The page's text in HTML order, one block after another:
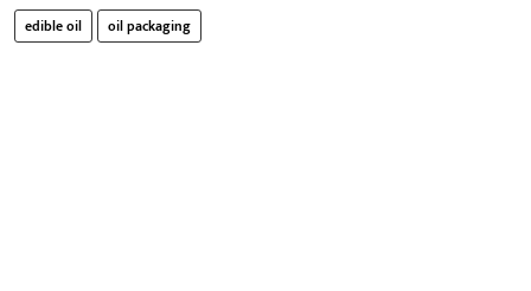
edible oil oil packaging